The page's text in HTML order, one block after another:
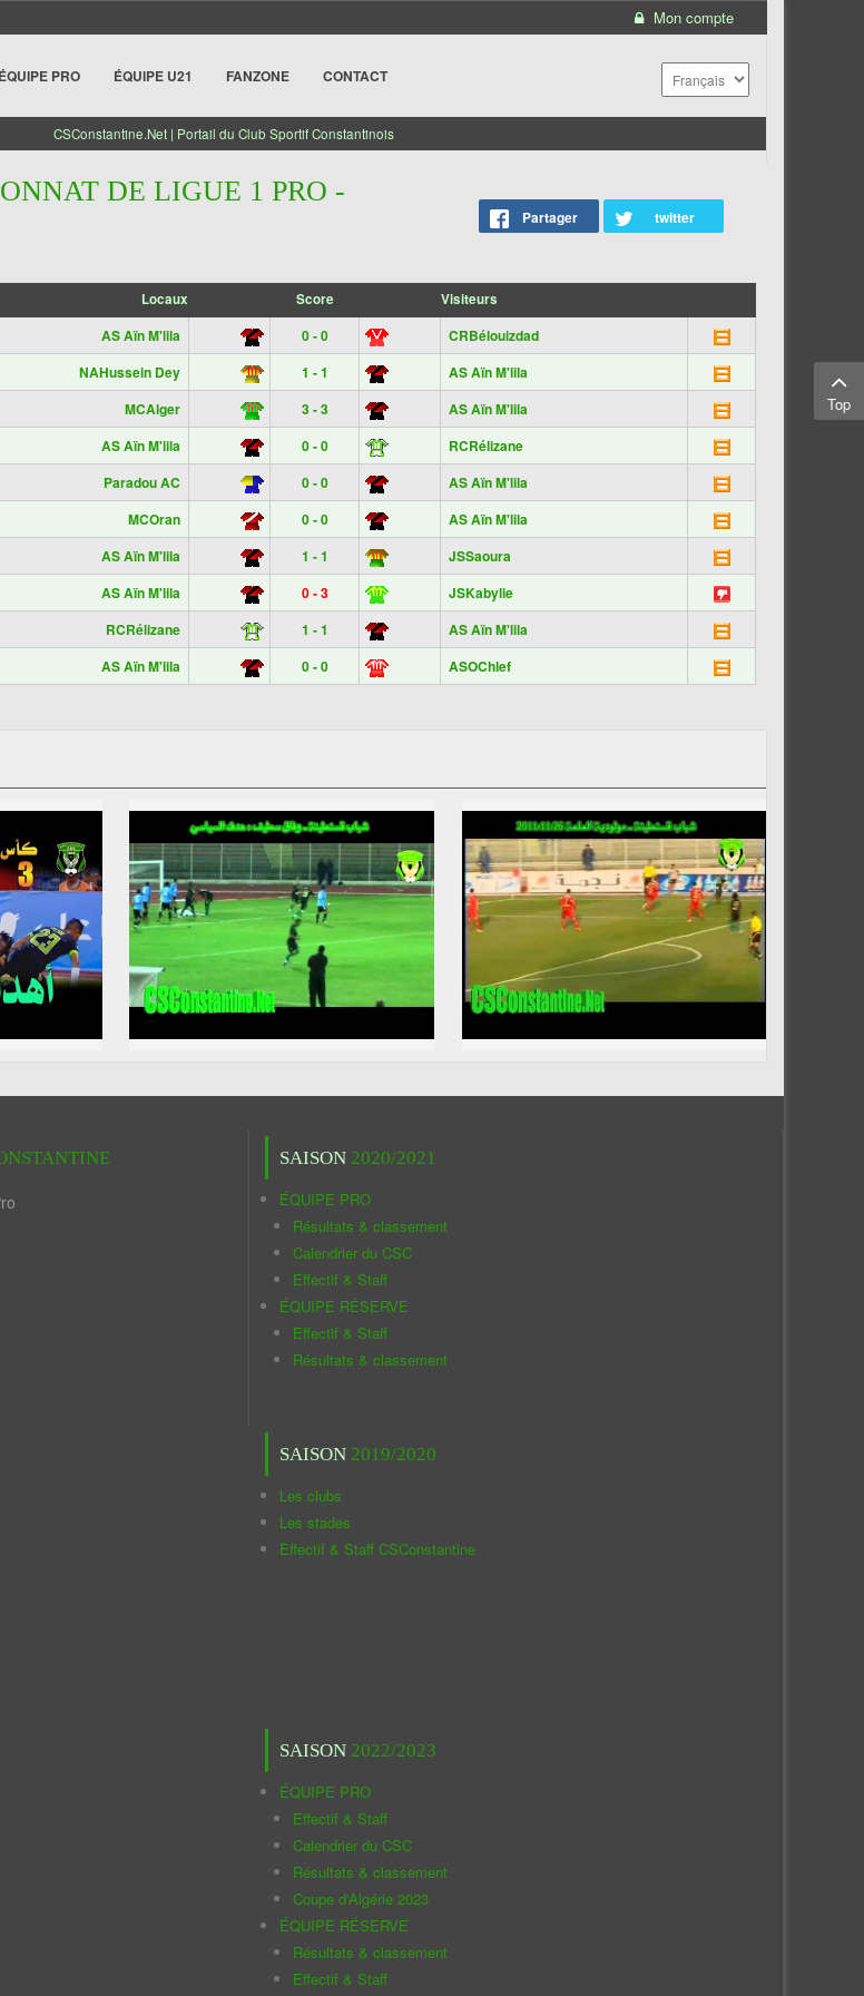
Mon compte
ÉQUIPE PRO ÉQUIPE U21 FANZONE CONTACT
CSConstantine.Net | Portail du Club Sportif Constantinois
DE LIGUE 1 PRO -
Partager twitter
Locaux Score Visiteurs
AS Aïn M'lila 0 - 0
CRBélouizdad
NAHussein Dey 1 - 1
AS Aïn M'lila
MCAlger 3 - 3
AS Aïn M'lila
AS Aïn M'lila 0 - 0
RCRélizane
Paradou AC 0 - 0
AS Aïn M'lila
MCOran 0 - 0
AS Aïn M'lila
AS Aïn M'lila 1 - 1
JSSaoura
AS Aïn M'lila 0 - 3
JSKabylie
RCRélizane 1 - 1
AS Aïn M'lila
AS Aïn M'lila 0 - 0 ASOChlef
SAISON 2020/2021
ÉQUIPE PRO
Résultats & classement
Calendrier du CSC
Effectif & Staff
ÉQUIPE RÉSERVE
Effectif & Staff
Résultats & classement
SAISON 2019/2020
Les clubs
Les stades
Effectif & Staff CSConstantine
SAISON 2022/2023
ÉQUIPE PRO
Effectif & Staff
Calendrier du CSC
Résultats & classement
Coupe d'Algérie 2023
ÉQUIPE RÉSERVE
Résultats & classement
Effectif & Staff
Top